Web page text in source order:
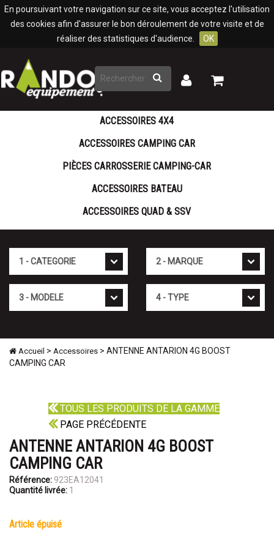
En poursuivant votre navigation sur ce site, vous acceptez l'utilisation
des cookies afin d'assurer le bon déroulement de votre visite et de
réaliser des statistiques d'audience.
OK
Rechercher
Mon
Mon
ACCESSOIRES 4X4
ACCESSOIRES CAMPING CAR
PIÈCES CARROSSERIE CAMPING-CAR
ACCESSOIRES BATEAU
ACCESSOIRES QUAD & SSV
Accueil > Accessoires > ANTENNE ANTARION 4G BOOST
CAMPING CAR
TOUS LES PRODUITS DE LA GAMME
PAGE PRÉCÉDENTE
ANTENNE ANTARION 4G BOOST
CAMPING CAR
Référence: 923EA12041
Quantité livrée: 1
article épuisé
Panneau de gestion des cookies